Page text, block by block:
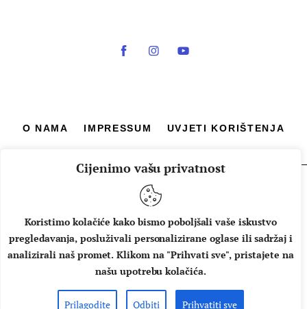
Cijenimo vašu privatnost
Koristimo kolačiće kako bismo poboljšali vaše iskustvo
pregledavanja, posluživali personalizirane oglase ili sadržaj i
analizirali naš promet. Klikom na "Prihvati sve", pristajete na
našu upotrebu kolačića.
Prilagodite Odbiti Prihvatiti sve
O NAMA IMPRESSUM UVJETI KORIŠTENJA
Copyright © 2026 Music Box - All rights reserved.